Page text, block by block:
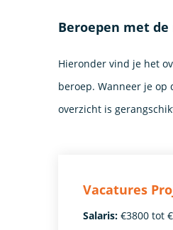
Beroepen met
Hieronder vind je het
beroep. Wanneer je op
overzicht is
Vacatures
Salaris: €3800 tot